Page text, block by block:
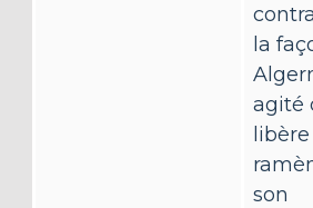
la
agité
son